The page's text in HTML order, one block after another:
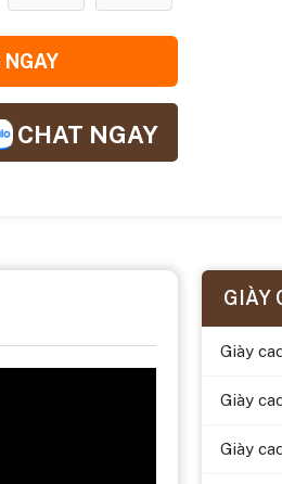
CHAT NGAY
GIÀY
Giày
Giày
Giày